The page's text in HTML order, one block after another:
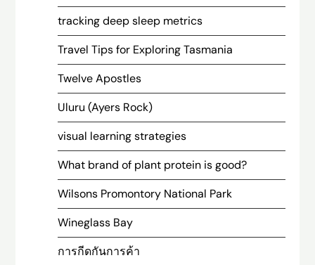
tracking deep sleep metrics
Travel Tips for Exploring Tasmania
Twelve Apostles
Uluru (Ayers Rock)
visual learning strategies
What brand of plant protein is good?
Wilsons Promontory National Park
Wineglass Bay
การกีดกันการค้า